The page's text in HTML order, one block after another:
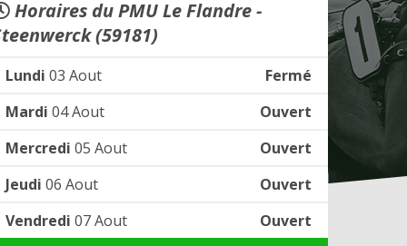
Horaires du PMU Le Flandre -
(59181)
Lundi 03 Aout
Fermé
Mardi 04 Aout
Ouvert
Mercredi 05 Aout
Ouvert
Jeudi 06 Aout
Ouvert
Vendredi 07 Aout
Ouvert